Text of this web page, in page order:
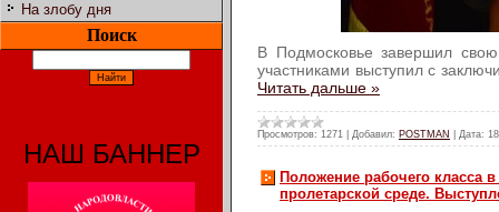
На злобу дня
Поиск
НАШ БАННЕР
В Подмосковье завершил
участниками выступил с
Читать дальше »
Просмотров: 1271 Добавил: POSTMAN Дата:
Положение рабочего класса
пролетарской среде.